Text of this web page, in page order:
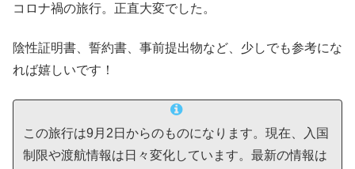
コロナ禍の旅行。正直大変でした。
陰性証明書、誓約書、事前提出物など、少しでも参考にな
れば嬉しいです！
この旅行は9月2日からのものになります。現在、入国
制限や渡航情報は日々変化しています。最新の情報は